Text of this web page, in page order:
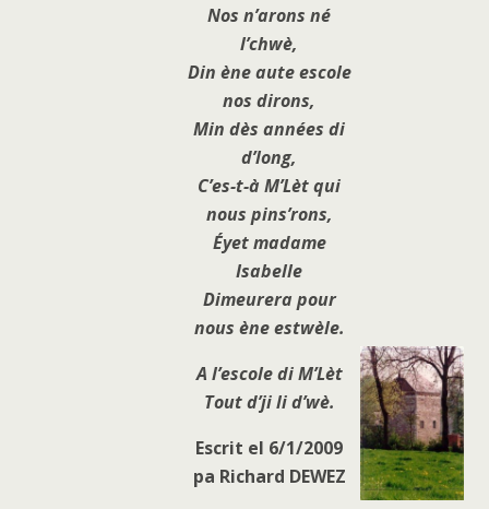
Nos n’arons né
l’chwè,
Din ène aute escole
nos dirons,
Min dès années di
d’long,
C’es-t-à M’Lèt qui
nous pins’rons,
Éyet madame
Isabelle
Dimeurera pour
nous ène estwèle.
A l’escole di M’Lèt
Tout d’ji li d’wè.
Escrit el 6/1/2009
pa Richard DEWEZ